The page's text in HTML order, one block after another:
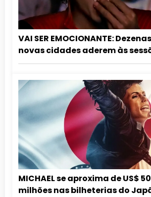
VAI SER EMOCIONANTE:
novas cidades aderem às
especiais de aniversário do Rei
MICHAEL se aproxima de US$ 50
milhões nas bilheterias do